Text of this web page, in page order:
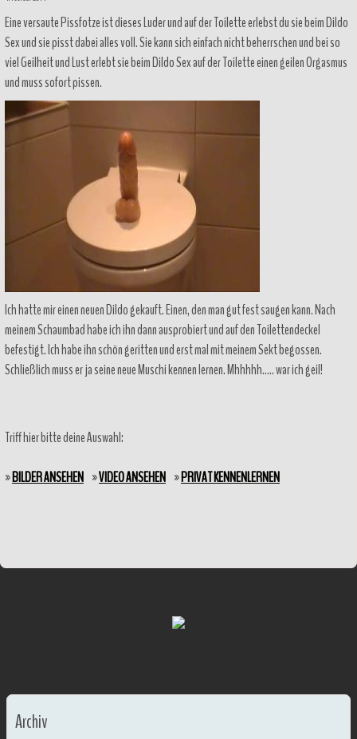
Eine versaute Pissfotze ist dieses Luder und auf der Toilette erlebst du sie beim Dildo
Sex und sie pisst dabei alles voll. Sie kann sich einfach nicht beherrschen und bei so
viel Geilheit und Lust erlebt sie beim Dildo Sex auf der Toilette einen geilen Orgasmus
und muss sofort pissen.
Ich hatte mir einen neuen Dildo gekauft. Einen, den man gut fest saugen kann. Nach
meinem Schaumbad habe ich ihn dann ausprobiert und auf den Toilettendeckel
befestigt. Ich habe ihn schön geritten und erst mal mit meinem Sekt begossen.
Schließlich muss er ja seine neue Muschi kennen lernen. Mhhhhh….. war ich geil!
Triff hier bitte deine Auswahl:
»BILDER ANSEHEN »VIDEO ANSEHEN »PRIVAT KENNENLERNEN
Archiv